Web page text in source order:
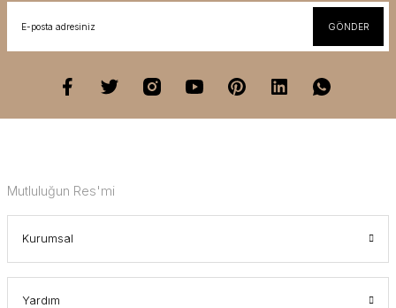
GÖNDER
Mutluluğun Res'mi
Kurumsal
Yardım